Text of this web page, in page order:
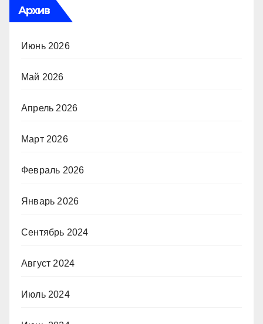
Архив
Июнь 2026
Май 2026
Апрель 2026
Март 2026
Февраль 2026
Январь 2026
Сентябрь 2024
Август 2024
Июль 2024